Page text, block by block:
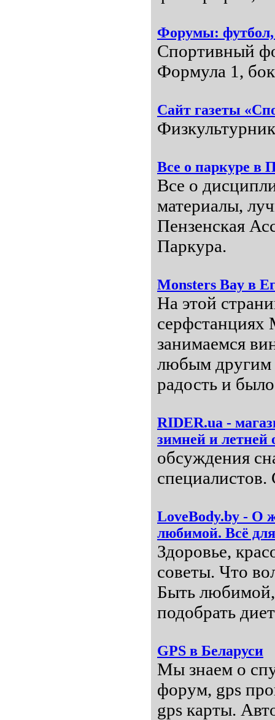
Форумы: футбол,
Спортивный
Формула 1,
Сайт газеты
Все о паркуре в
Все о
материалы,
Пензенская
Паркура.
Monsters Bay в
На этой
серфстанциях
занимаемся
любым другим
радость и
RIDER.ua -
зимней и летней
обсуждения
LoveBody.by - О
любимой. Всё
Здоровье,
советы. Что
Быть любимой,
подобрать
GPS в Беларуси
Мы знаем о
форум, gps
gps карты.